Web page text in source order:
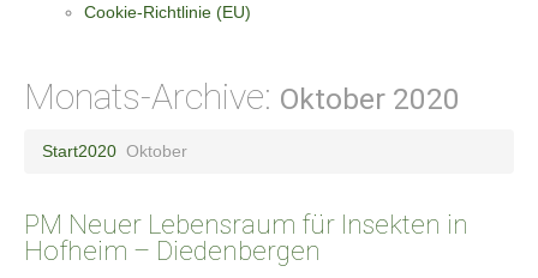
Cookie-Richtlinie (EU)
Monats-Archive: Oktober 2020
Start2020 Oktober
PM Neuer Lebensraum für Insekten in
Hofheim – Diedenbergen